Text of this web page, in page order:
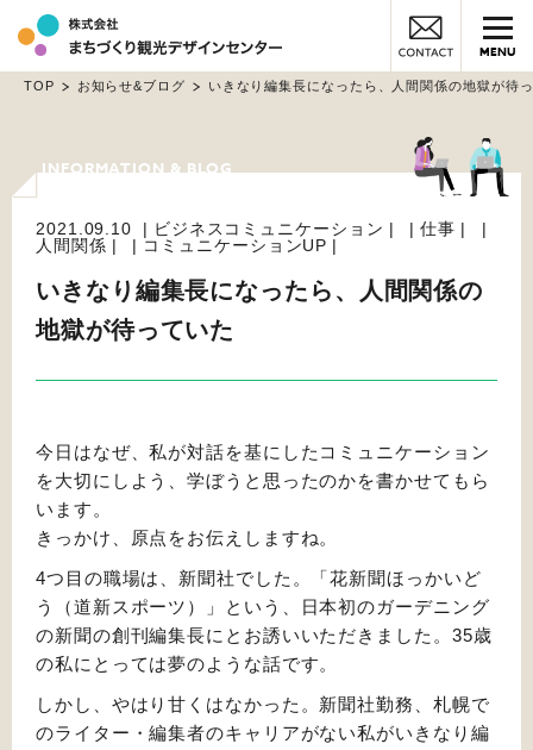
MENU
TOP お知らせ&ブログ いきなり編集長になったら、人間関係の地獄が待
2021.09.10 ビジネスコミュニケーション
仕事
人間関係
コミュニケーションUP
いきなり編集長になったら、人間関係の
地獄が待っていた
今日はなぜ、私が対話を基にしたコミュニケーション
を大切にしよう、学ぼうと思ったのかを書かせてもら
います。
きっかけ、原点をお伝えしますね。
4つ目の職場は、新聞社でした。「花新聞ほっかいど
う（道新スポーツ）」という、日本初のガーデニング
の新聞の創刊編集長にとお誘いいただきました。35歳
の私にとっては夢のような話です。
しかし、やはり甘くはなかった。新聞社勤務、札幌で
のライター・編集者のキャリアがない私がいきなり編